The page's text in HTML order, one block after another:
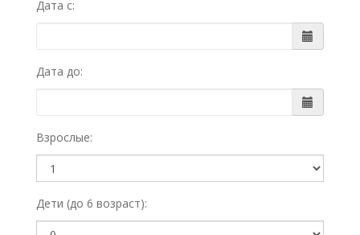
Дата с:
Дата до:
Взрослые:
Дети (до 6 возраст):